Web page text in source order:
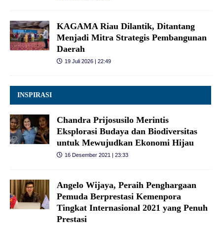
KAGAMA Riau Dilantik, Ditantang
Menjadi Mitra Strategis Pembangunan
Daerah
19 Juli 2026 | 22:49
INSPIRASI
Chandra Prijosusilo Merintis
Eksplorasi Budaya dan Biodiversitas
untuk Mewujudkan Ekonomi Hijau
16 Desember 2021 | 23:33
Angelo Wijaya, Peraih Penghargaan
Pemuda Berprestasi Kemenpora
Tingkat Internasional 2021 yang Penuh
Prestasi